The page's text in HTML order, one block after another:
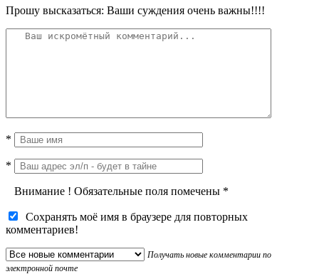
Прошу высказаться: Ваши суждения очень важны!!!!
*
*
Внимание ! Обязательные поля помечены *
Сохранять моё имя в браузере для повторных
комментариев!
Получать новые комментарии по
электронной почте